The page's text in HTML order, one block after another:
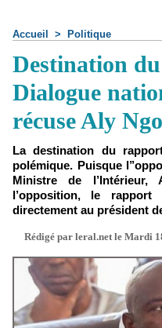
Accueil > Politique
Destination
Dialogue
récuse Aly
La destination du
polémique. Puisque
Ministre de l’Intérieur,
l’opposition, le
directement au président
Rédigé par leral.net le Mardi